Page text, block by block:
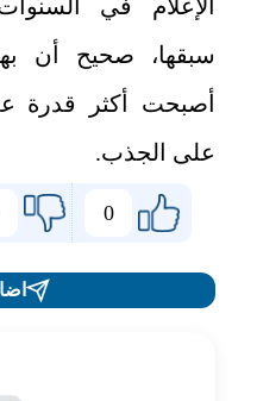
الإعلام في
سبقها، صحيح أن
أصبحت أكثر قدرة
على الجذب.
0